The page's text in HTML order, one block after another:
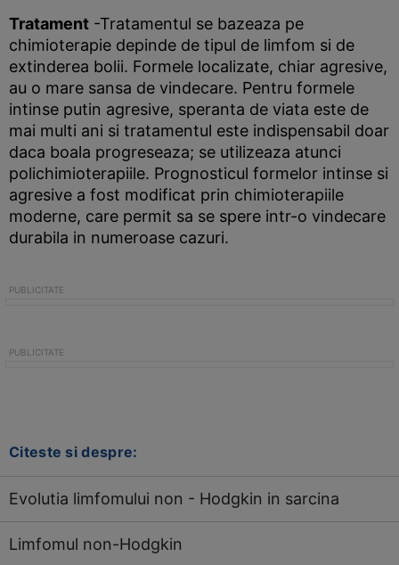
Tratament -Tratamentul se bazeaza pe
chimioterapie depinde de tipul de limfom si de
extinderea bolii. Formele localizate, chiar agresive,
au o mare sansa de vindecare. Pentru formele
intinse putin agresive, speranta de viata este de
mai multi ani si tratamentul este indispensabil doar
daca boala progreseaza; se utilizeaza atunci
polichimioterapiile. Prognosticul formelor intinse si
agresive a fost modificat prin chimioterapiile
moderne, care permit sa se spere intr-o vindecare
durabila in numeroase cazuri.
Citeste si despre:
Evolutia limfomului non - Hodgkin in sarcina
Limfomul non-Hodgkin